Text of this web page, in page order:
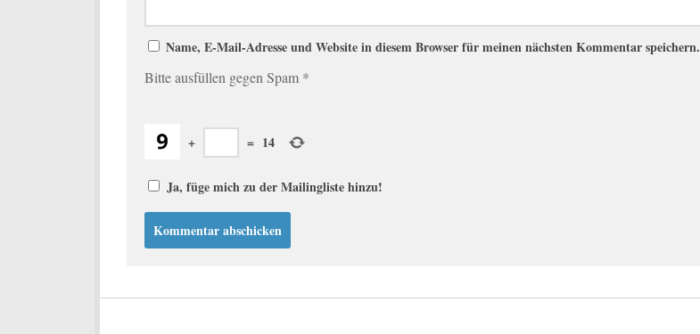
Name, E-Mail-Adresse und Website in diesem Browser für meinen nächsten Kommentar speichern.
Bitte ausfüllen gegen Spam *
+ = 14
Ja, füge mich zu der Mailingliste hinzu!